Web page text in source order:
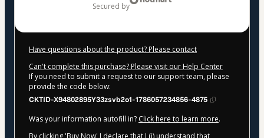
secured by
Have questions about the product? Please contact
Can't complete this purchase? Please visit our Help Center
If you need to submit a request to our support team, please
provide the code below:
CKTID-X94802895Y33zsvb2o1-1786057234856-4875
Was your information autofill in? Click here to learn more.
By clicking 'Buy Now' I declare that I (i) understand that